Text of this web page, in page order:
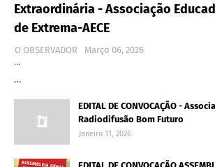
Extraordinária - Associação
de Extrema-AECE
O OBSERVADOR
Março 06, 2026
…
…
EDITAL DE CONVOCAÇÃO -
Radiodifusão Bom Futuro
Janeiro 31, 2026